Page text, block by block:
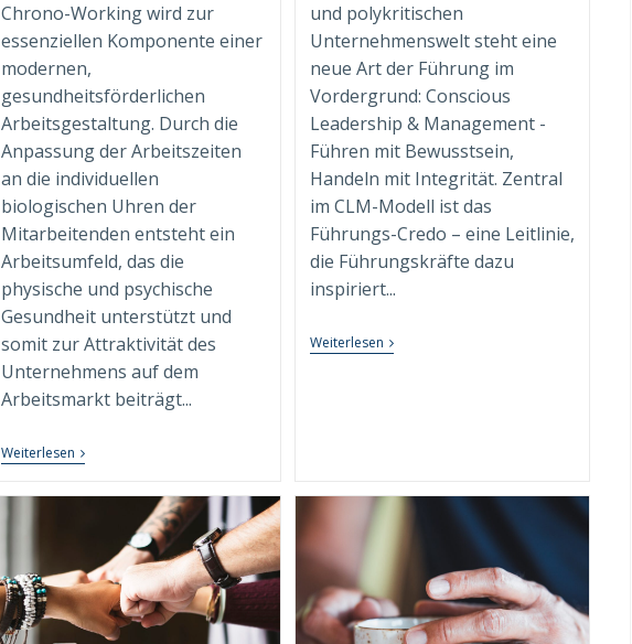
Chrono-Working wird zur
essenziellen Komponente einer
modernen,
gesundheitsförderlichen
Arbeitsgestaltung. Durch die
Anpassung der Arbeitszeiten
an die individuellen
biologischen Uhren der
Mitarbeitenden entsteht ein
Arbeitsumfeld, das die
physische und psychische
Gesundheit unterstützt und
somit zur Attraktivität des
Unternehmens auf dem
Arbeitsmarkt beiträgt...
WeiterlesenRhythmus
Der
Working
Arbeitswelt
Revolutioniert
und polykritischen
Unternehmenswelt steht eine
neue Art der Führung im
Vordergrund: Conscious
Leadership & Management -
Führen mit Bewusstsein,
Handeln mit Integrität. Zentral
im CLM-Modell ist das
Führungs-Credo – eine Leitlinie,
die Führungskräfte dazu
inspiriert...
WeiterlesenDas
Führungs-
(CLM)